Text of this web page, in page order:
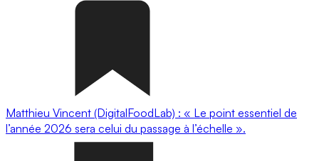
Matthieu Vincent (DigitalFoodLab) : « Le point essentiel de
l’année 2026 sera celui du passage à l’échelle ».